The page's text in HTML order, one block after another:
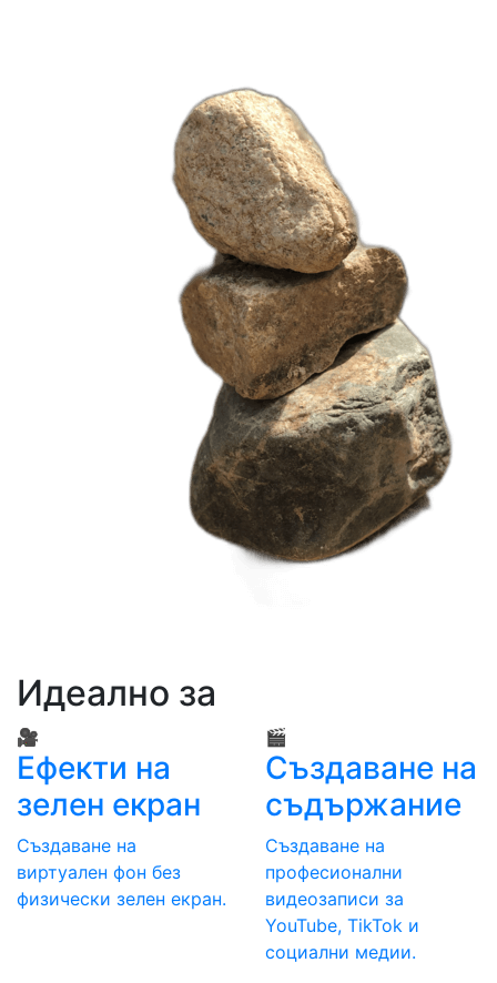
Идеално за
🎥
Ефекти на
зелен екран
Създаване на
виртуален фон без
физически зелен екран.
🎬
Създаване на
съдържание
Създаване на
професионални
видеозаписи за
YouTube, TikTok и
социални медии.